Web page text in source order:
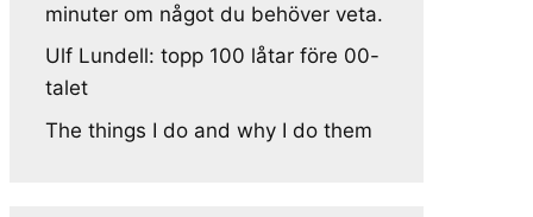
minuter om något du behöver veta.
Ulf Lundell: topp 100 låtar före 00-
talet
The things I do and why I do them